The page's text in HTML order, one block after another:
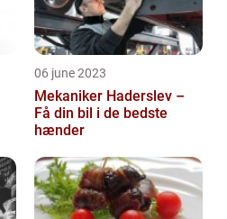
06 june 2023
Mekaniker Haderslev –
Få din bil i de bedste
hænder